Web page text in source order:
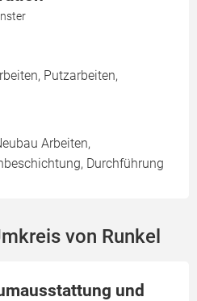
Putzarbeiten,
Arbeiten,
Durchführung
von Runkel
und